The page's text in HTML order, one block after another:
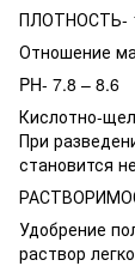
ПЛОТНОСТЬ-
Отношение
PH- 7.8 – 8.6
Кислотно-
При
становится
Удобрение
раствор